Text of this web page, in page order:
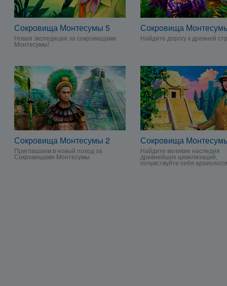
Сокровища Монтесумы 5
Новая экспедиция за сокровищами
Монтесумы!
Сокровища
Найдите дорогу к древней
Сокровища Монтесумы 2
Приглашаем в новый поход за
Сокровищами Монтесумы
Сокровища
Найдите великие наследия
древнейших цивилизаций,
почувствуйте себя